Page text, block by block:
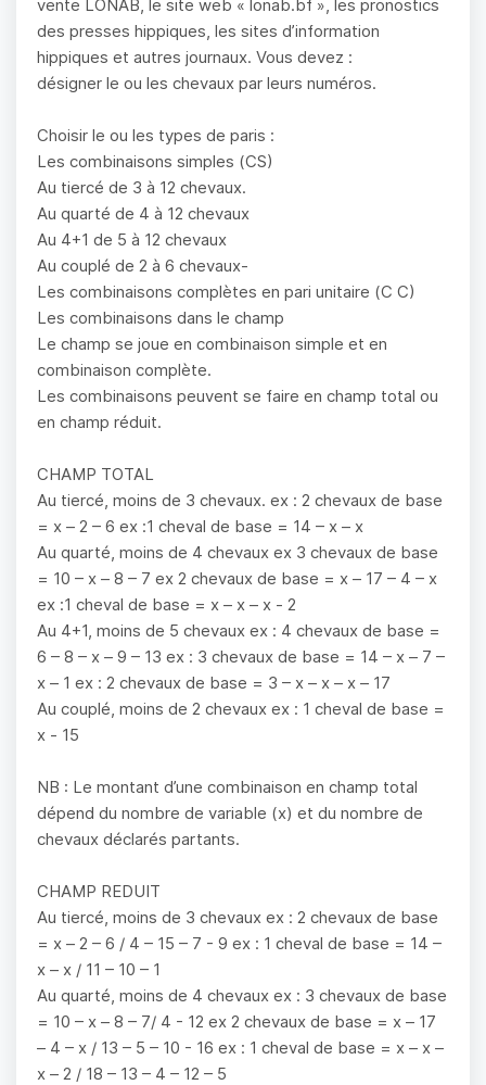
vente LONAB, le site web « lonab.bf », les pronostics
des presses hippiques, les sites d’information
hippiques et autres journaux. Vous devez :
désigner le ou les chevaux par leurs numéros.
Choisir le ou les types de paris :
Les combinaisons simples (CS)
Au tiercé de 3 à 12 chevaux.
Au quarté de 4 à 12 chevaux
Au 4+1 de 5 à 12 chevaux
Au couplé de 2 à 6 chevaux-
Les combinaisons complètes en pari unitaire (C C)
Les combinaisons dans le champ
Le champ se joue en combinaison simple et en
combinaison complète.
Les combinaisons peuvent se faire en champ total ou
en champ réduit.
CHAMP TOTAL
Au tiercé, moins de 3 chevaux. ex : 2 chevaux de base
= x – 2 – 6 ex :1 cheval de base = 14 – x – x
Au quarté, moins de 4 chevaux ex 3 chevaux de base
= 10 – x – 8 – 7 ex 2 chevaux de base = x – 17 – 4 – x
ex :1 cheval de base = x – x – x - 2
Au 4+1, moins de 5 chevaux ex : 4 chevaux de base =
6 – 8 – x – 9 – 13 ex : 3 chevaux de base = 14 – x – 7 –
x – 1 ex : 2 chevaux de base = 3 – x – x – x – 17
Au couplé, moins de 2 chevaux ex : 1 cheval de base =
x - 15
NB : Le montant d’une combinaison en champ total
dépend du nombre de variable (x) et du nombre de
chevaux déclarés partants.
CHAMP REDUIT
Au tiercé, moins de 3 chevaux ex : 2 chevaux de base
= x – 2 – 6 / 4 – 15 – 7 - 9 ex : 1 cheval de base = 14 –
x – x / 11 – 10 – 1
Au quarté, moins de 4 chevaux ex : 3 chevaux de base
= 10 – x – 8 – 7/ 4 - 12 ex 2 chevaux de base = x – 17
– 4 – x / 13 – 5 – 10 - 16 ex : 1 cheval de base = x – x –
x – 2 / 18 – 13 – 4 – 12 – 5